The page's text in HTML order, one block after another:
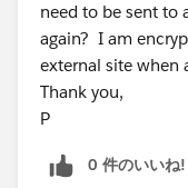
need to be sent to
again? I am
external site when
Thank you,
P
0 件のいいね!